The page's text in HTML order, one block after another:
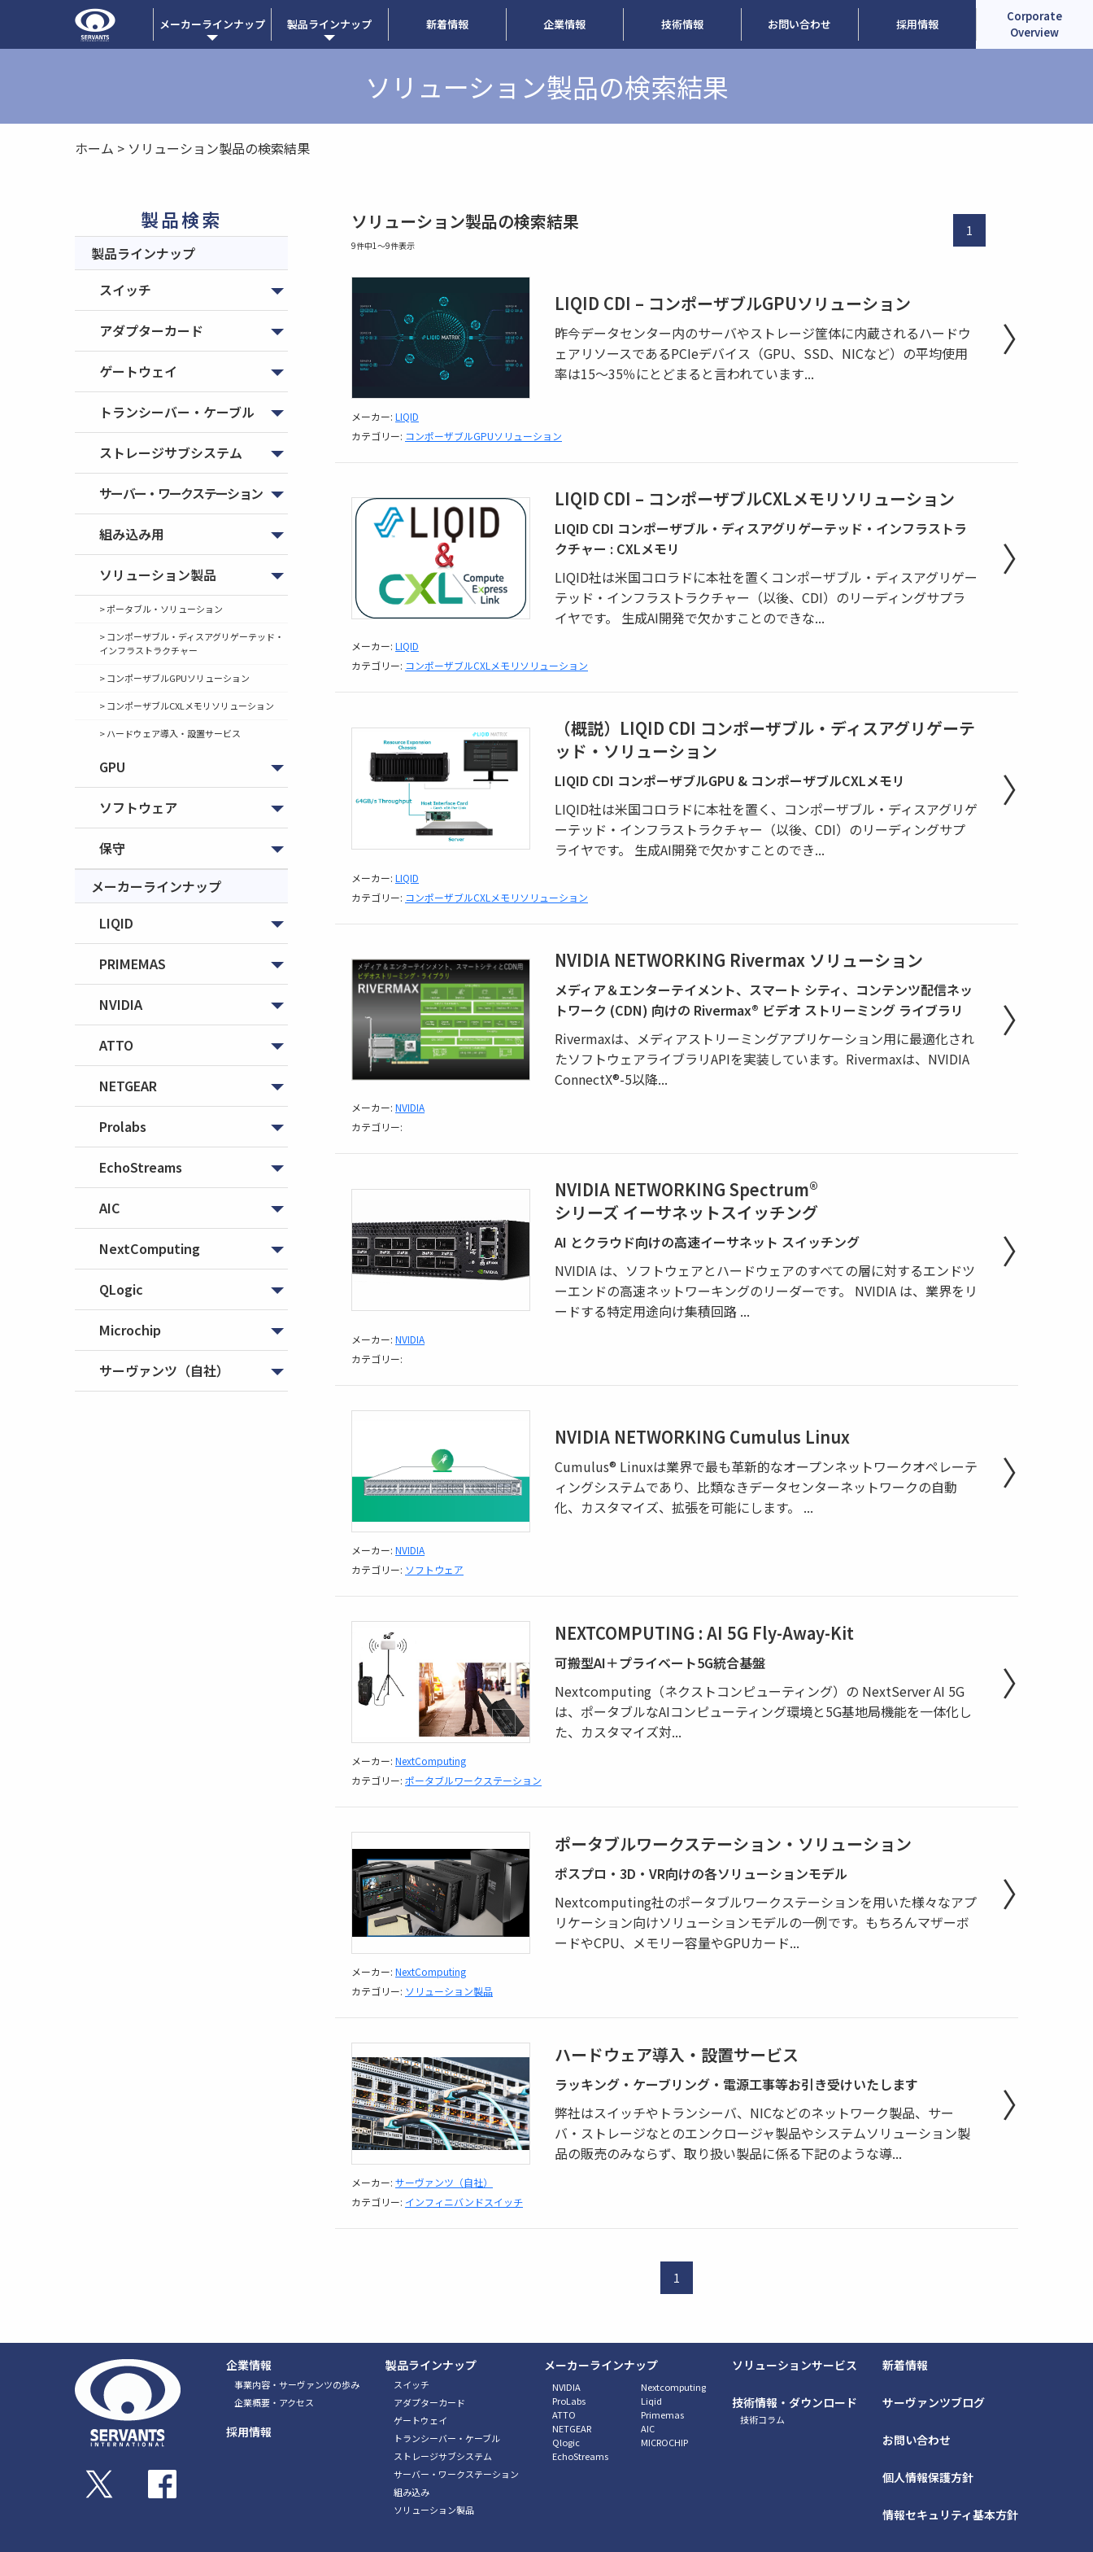
メーカーラインナップ 製品ラインナップ 新着情報 企業情報 技術情報 お問い合わせ 採用情報
Corporate
Overview
ソリューション製品の検索結果
ホーム > ソリューション製品の検索結果
製品検索
製品ラインナップ
スイッチ
アダプターカード
ゲートウェイ
トランシーバー・ケーブル
ストレージサブシステム
サーバー・ワークステーション
組み込み用
ソリューション製品
> ポータブル・ソリューション
> コンポーザブル・ディスアグリゲーテッド・
インフラストラクチャー
> コンポーザブルGPUソリューション
> コンポーザブルCXLメモリソリューション
> ハードウェア導入・設置サービス
GPU
ソフトウェア
保守
メーカーラインナップ
LIQID
PRIMEMAS
NVIDIA
ATTO
NETGEAR
Prolabs
EchoStreams
AIC
NextComputing
QLogic
Microchip
サーヴァンツ（自社）
ソリューション製品の検索結果
9件中1〜9件表示
1
LIQID CDI – コンポーザブルGPUソリューション
昨今データセンター内のサーバやストレージ筐体に内蔵されるハードウ
ェアリソースであるPCIeデバイス（GPU、SSD、NICなど）の平均使用
率は15～35％にとどまると言われています...
メーカー: LIQID
カテゴリー: コンポーザブルGPUソリューション
LIQID CDI – コンポーザブルCXLメモリソリューション
LIQID CDI コンポーザブル・ディスアグリゲーテッド・インフラストラ
クチャー : CXLメモリ
LIQID社は米国コロラドに本社を置くコンポーザブル・ディスアグリゲー
テッド・インフラストラクチャー（以後、CDI）のリーディングサプラ
イヤです。 生成AI開発で欠かすことのできな...
メーカー: LIQID
カテゴリー: コンポーザブルCXLメモリソリューション
（概説）LIQID CDI コンポーザブル・ディスアグリゲーテ
ッド・ソリューション
LIQID CDI コンポーザブルGPU & コンポーザブルCXLメモリ
LIQID社は米国コロラドに本社を置く、コンポーザブル・ディスアグリゲ
ーテッド・インフラストラクチャー（以後、CDI）のリーディングサプ
ライヤです。 生成AI開発で欠かすことのでき...
メーカー: LIQID
カテゴリー: コンポーザブルCXLメモリソリューション
NVIDIA NETWORKING Rivermax ソリューション
メディア＆エンターテイメント、スマート シティ、コンテンツ配信ネッ
トワーク (CDN) 向けの Rivermax® ビデオ ストリーミング ライブラリ
Rivermaxは、メディアストリーミングアプリケーション用に最適化され
たソフトウェアライブラリAPIを実装しています。Rivermaxは、NVIDIA
ConnectX®-5以降...
メーカー: NVIDIA
カテゴリー:
NVIDIA NETWORKING Spectrum®
シリーズ イーサネットスイッチング
AI とクラウド向けの高速イーサネット スイッチング
NVIDIA は、ソフトウェアとハ​​ードウェアのすべての層に対するエンドツ
ーエンドの高速ネットワーキングのリーダーです。 NVIDIA は、業界をリ
ードする特定用途向け集積回路 ...
メーカー: NVIDIA
カテゴリー:
NVIDIA NETWORKING Cumulus Linux
Cumulus® Linuxは業界で最も革新的なオープンネットワークオペレーテ
ィングシステムであり、比類なきデータセンターネットワークの自動
化、カスタマイズ、拡張を可能にします。 ...
メーカー: NVIDIA
カテゴリー: ソフトウェア
NEXTCOMPUTING : AI 5G Fly-Away-Kit
可搬型AI＋プライベート5G統合基盤
Nextcomputing（ネクストコンピューティング）の NextServer AI 5G
は、ポータブルなAIコンピューティング環境と5G基地局機能を一体化し
た、カスタマイズ対...
メーカー: NextComputing
カテゴリー: ポータブルワークステーション
ポータブルワークステーション・ソリューション
ポスプロ・3D・VR向けの各ソリューションモデル
Nextcomputing社のポータブルワークステーションを用いた様々なアプ
リケーション向けソリューションモデルの一例です。もちろんマザーボ
ードやCPU、メモリー容量やGPUカード...
メーカー: NextComputing
カテゴリー: ソリューション製品
ハードウェア導入・設置サービス
ラッキング・ケーブリング・電源工事等お引き受けいたします
弊社はスイッチやトランシーバ、NICなどのネットワーク製品、サー
バ・ストレージなとのエンクロージャ製品やシステムソリューション製
品の販売のみならず、取り扱い製品に係る下記のような導...
メーカー: サーヴァンツ（自社）
カテゴリー: インフィニバンドスイッチ
1
企業情報
事業内容・サーヴァンツの歩み
企業概要・アクセス
採用情報
製品ラインナップ
スイッチ
アダプターカード
ゲートウェイ
トランシーバー・ケーブル
ストレージサブシステム
サーバー・ワークステーション
組み込み
ソリューション製品
メーカーラインナップ
NVIDIA
ProLabs
ATTO
NETGEAR
Qlogic
EchoStreams
Nextcomputing
Liqid
Primemas
AIC
MICROCHIP
ソリューションサービス
技術情報・ダウンロード
技術コラム
新着情報
サーヴァンツブログ
お問い合わせ
個人情報保護方針
情報セキュリティ基本方針